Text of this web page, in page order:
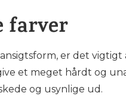
farver
er det
et meget hårdt og
og usynlige ud.